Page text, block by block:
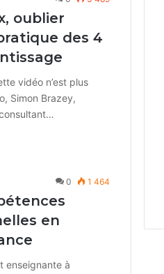
oublier
des 4
vidéo n’est plus
Simon Brazey,
0 1 464
en
enseignante à